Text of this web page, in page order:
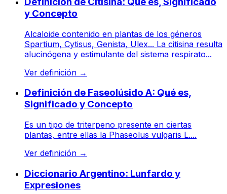
y Concepto
Alcaloide contenido en plantas de los géneros
Spartium, Cytisus, Genista, Ulex... La citisina resulta
alucinógena y estimulante del sistema respirato...
Ver definición →
Definición de Faseolúsido A: Qué es,
Significado y Concepto
Es un tipo de triterpeno presente en ciertas
plantas, entre ellas la Phaseolus vulgaris L....
Ver definición →
Diccionario Argentino: Lunfardo y
Expresiones